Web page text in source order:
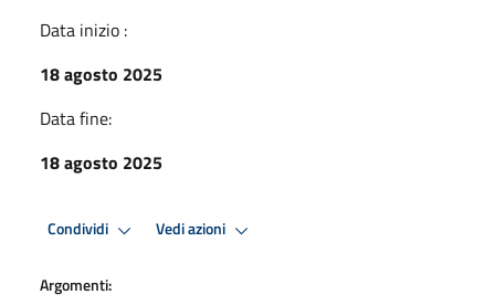
Data inizio :
18 agosto 2025
Data fine:
18 agosto 2025
Condividi Vedi azioni
Argomenti: